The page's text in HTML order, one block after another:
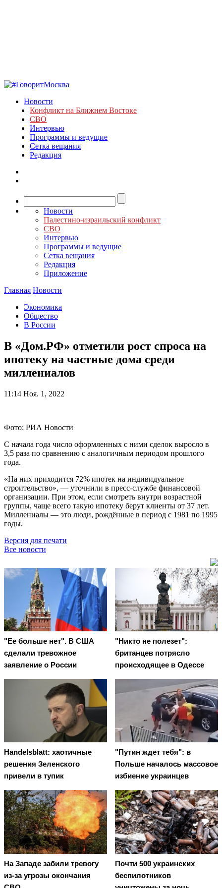
Новости
Конфликт на Ближнем Востоке
СВО
Интервью
Программы и ведущие
Сетка вещания
Редакция
Новости
Палестино-израильский конфликт
СВО
Интервью
Программы и ведущие
Сетка вещания
Редакция
Приложение
Главная Новости
Экономика
Общество
В России
В «Дом.РФ» отметили рост спроса на
ипотеку на частные дома среди
миллениалов
11:14 Ноя. 1, 2022
Фото: РИА Новости
С начала года число оформленных с ними сделок выросло в
3,5 раза по сравнению с аналогичным периодом прошлого
года.
«На них приходится 72% ипотек на индивидуальное
строительство», — уточнили в пресс-службе финансовой
организации. При этом, если смотреть внутри возрастной
группы, чаще всего такую ипотеку берут клиенты от 37 лет.
Миллениалы — это люди, рождённые в период с 1981 по 1995
годы.
Версия для печати
Все новости
"Ее больше нет". В США
сделали тревожное
заявление о России
"Никто не полезет":
британцев потрясло
происходящее в Одессе
Handelsblatt: хаотичные
решения Зеленского
привели в тупик
"Путин ждет тебя": в
Польше началось массовое
избиение украинцев
На Западе забили тревогу
из-за угрозы окончания
Почти 500 украинских
беспилотников